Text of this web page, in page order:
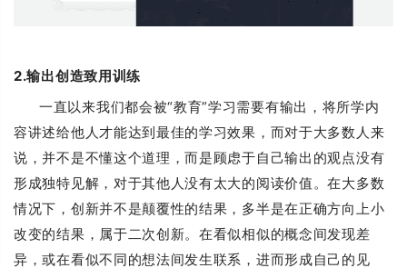
2.输出创造致用训练
一直以来我们都会被“教育”学习需要有输出，将所学内
容讲述给他人才能达到最佳的学习效果，而对于大多数人来
说，并不是不懂这个道理，而是顾虑于自己输出的观点没有
形成独特见解，对于其他人没有太大的阅读价值。在大多数
情况下，创新并不是颠覆性的结果，多半是在正确方向上小
改变的结果，属于二次创新。在看似相似的概念间发现差
异，或在看似不同的想法间发生联系，进而形成自己的见